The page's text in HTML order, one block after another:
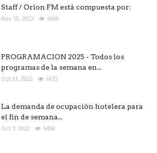
Staff / Orion FM está compuesta por:
Nov 10, 2022 6608
PROGRAMACION 2025 - Todos los
programas de la semana en...
Oct 21, 2022 6672
La demanda de ocupación hotelera para
el fin de semana...
Oct 7, 2022 5458